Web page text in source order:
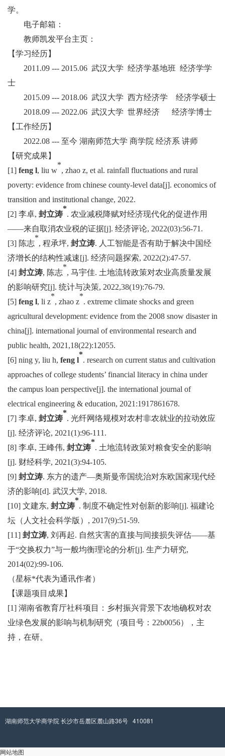
学。
电子邮箱：
教师凯发平台主页：
【学习经历】
2011.09 --- 2015.06 武汉大学 经济学基地班 经济学学
士
2015.09 --- 2018.06 武汉大学 西方经济学 经济学硕士
2018.09 --- 2022.06 武汉大学 世界经济 经济学博士
【工作经历】
2022.08 --- 至今 湖南师范大学 商学院 经济系 讲师
【研究成果】
[1] feng l, liu w
*
, zhao z, et al. rainfall fluctuations and rural
poverty: evidence from chinese county‐level data[j]. economics of
transition and institutional change, 2022.
[2] 李卓, 封立涛
*
. 农业减税降赋对经济现代化的促进作用
——来自取消农业税的证据[j]. 经济评论, 2022(03):56-71.
[3] 陈志
*
, 程承坪, 封立涛. 人工智能是否有助于解决中国经
济增长的结构性减速[j]. 经济问题探索, 2022(2):47-57.
[4] 封立涛, 陈志
*
, 马宇佳. 土地流转政策对农业高质量发展
的影响研究[j]. 统计与决策, 2022,38(19):76-79.
[5] feng l, li z
*
, zhao z
*
. extreme climate shocks and green
agricultural development: evidence from the 2008 snow disaster in
china[j]. international journal of environmental research and
public health, 2021,18(22):12055.
[6] ning y, liu h, feng l
*
. research on current status and cultivation
approaches of college students’ financial literacy in china under
the campus loan perspective[j]. the international journal of
electrical engineering & education, 2021:1917861678.
[7] 李卓, 封立涛
*
. 光纤网络规模对农村非农就业的拉动效应
[j]. 经济评论, 2021(1):96-111.
[8] 李卓, 王峰伟, 封立涛
*
. 土地流转政策对粮食安全的影响
[j]. 财经科学, 2021(3):94-105.
[9] 封立涛. 东方的遗产—奥斯曼帝国统治对东欧国家现代经
济的影响[d]. 武汉大学, 2018.
[10] 文建东, 封立涛
*
. 制度不确定性对创新的影响[j]. 福建论
坛（人文社会科学版）, 2017(9):51-59.
[11] 封立涛, 刘再起. 自然灾害的直接与间接损失评估——基
于“交换权力”与一般均衡理论的分析[j]. 生产力研究,
2014(02):99-106.
（星标*代表为通讯作者）
【课题项目成果】
[1] 湖南省教育厅社科项目：乡村振兴背景下农地确权对农
业绿色发展的影响与机制研究（项目号：22b0056），主
持，在研。
湖南师范大学商学院 长沙市岳麓区麓山路36号 410081
网站地图